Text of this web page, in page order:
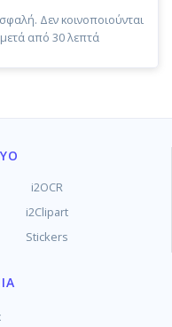
Δεν κοινοποιούνται
από 30 λεπτά
i2OCR
i2Clipart
Stickers